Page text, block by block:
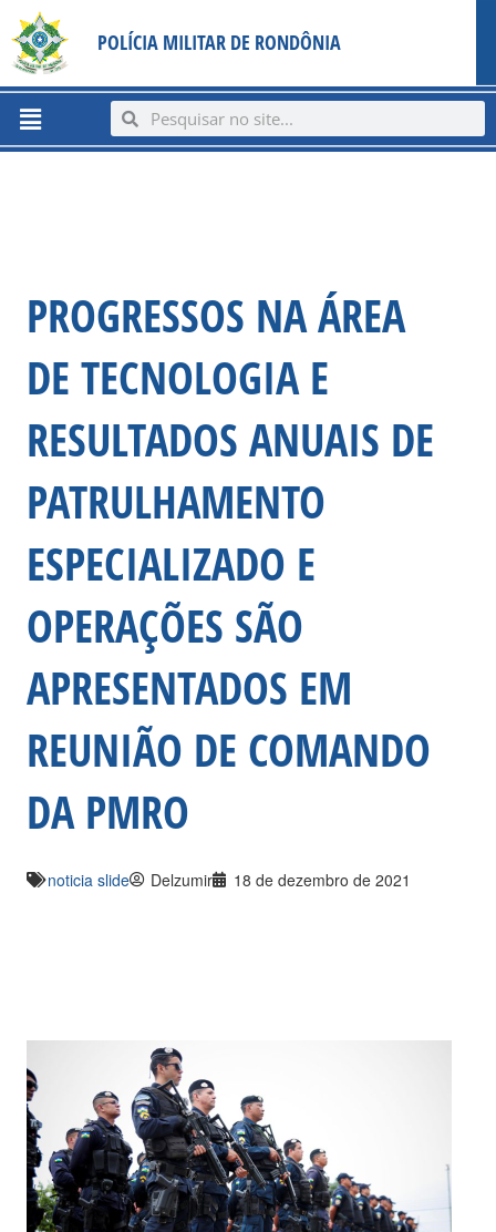
content
para
conteúdo
POLÍCIA MILITAR DE RONDÔNIA
Menu SearchSearch
PROGRESSOS NA ÁREA
DE TECNOLOGIA E
RESULTADOS ANUAIS DE
PATRULHAMENTO
ESPECIALIZADO E
OPERAÇÕES SÃO
APRESENTADOS EM
REUNIÃO DE COMANDO
DA PMRO
noticia slide Delzumir 18 de dezembro de 2021